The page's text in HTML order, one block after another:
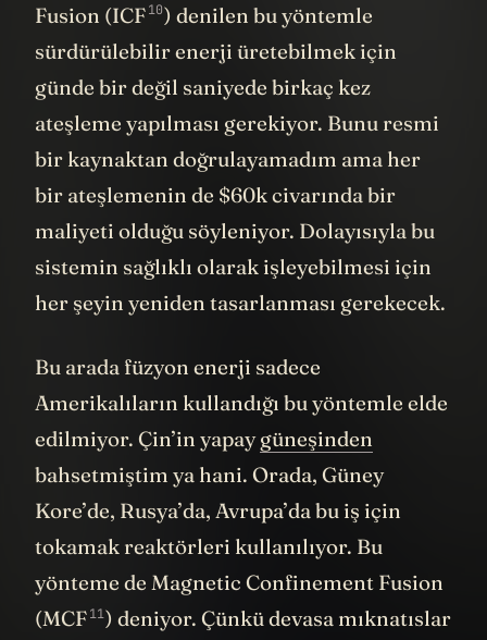
Fusion (ICF10) denilen bu yöntemle
sürdürülebilir enerji üretebilmek için
günde bir değil saniyede birkaç kez
ateşleme yapılması gerekiyor. Bunu resmi
bir kaynaktan doğrulayamadım ama her
bir ateşlemenin de $60k civarında bir
maliyeti olduğu söyleniyor. Dolayısıyla bu
sistemin sağlıklı olarak işleyebilmesi için
her şeyin yeniden tasarlanması gerekecek.
Bu arada füzyon enerji sadece
Amerikalıların kullandığı bu yöntemle elde
edilmiyor. Çin’in yapaygüneşinden
bahsetmiştim ya hani. Orada, Güney
Kore’de, Rusya’da, Avrupa’da bu iş için
tokamak reaktörleri kullanılıyor. Bu
yönteme de Magnetic Confinement Fusion
(MCF11) deniyor. Çünkü devasa mıknatıslar